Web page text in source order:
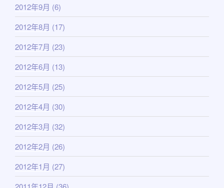
2012年9月 (6)
2012年8月 (17)
2012年7月 (23)
2012年6月 (13)
2012年5月 (25)
2012年4月 (30)
2012年3月 (32)
2012年2月 (26)
2012年1月 (27)